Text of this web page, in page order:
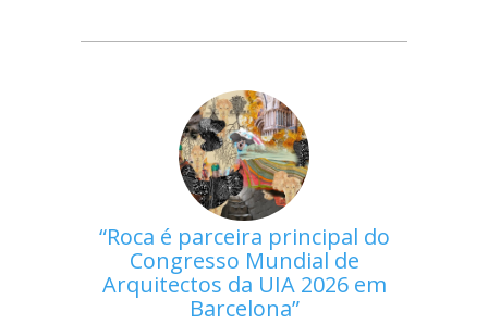
Roca é parceira principal do
Congresso Mundial de
Arquitectos da UIA 2026 em
Barcelona